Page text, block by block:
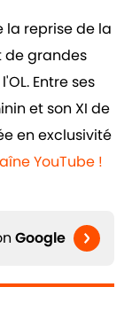
la reprise de la
de grandes
Entre ses
et son XI de
en exclusivité
YouTube !
Google